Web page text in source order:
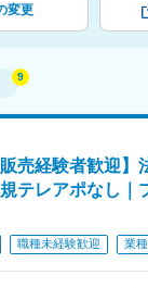
変更
売経験者歓迎】
規テレアポなし｜
職種未経験歓迎 業